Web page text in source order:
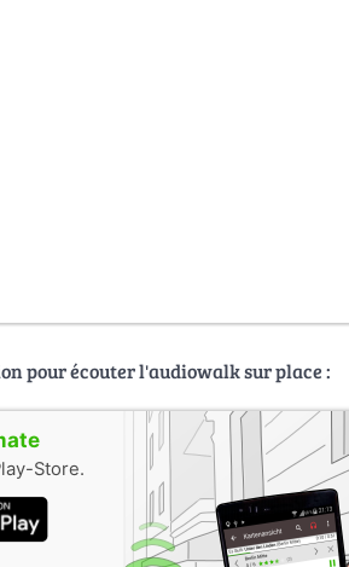
pour écouter l'audiowalk sur place :
Store.